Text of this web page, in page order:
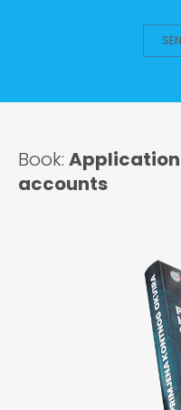
Book:
accounts